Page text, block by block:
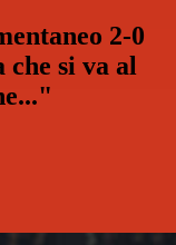
2-0
si va al